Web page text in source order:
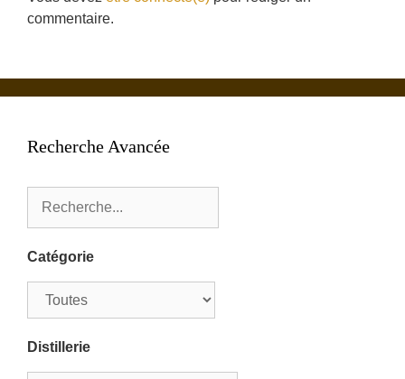
commentaire.
Recherche Avancée
Catégorie
Distillerie